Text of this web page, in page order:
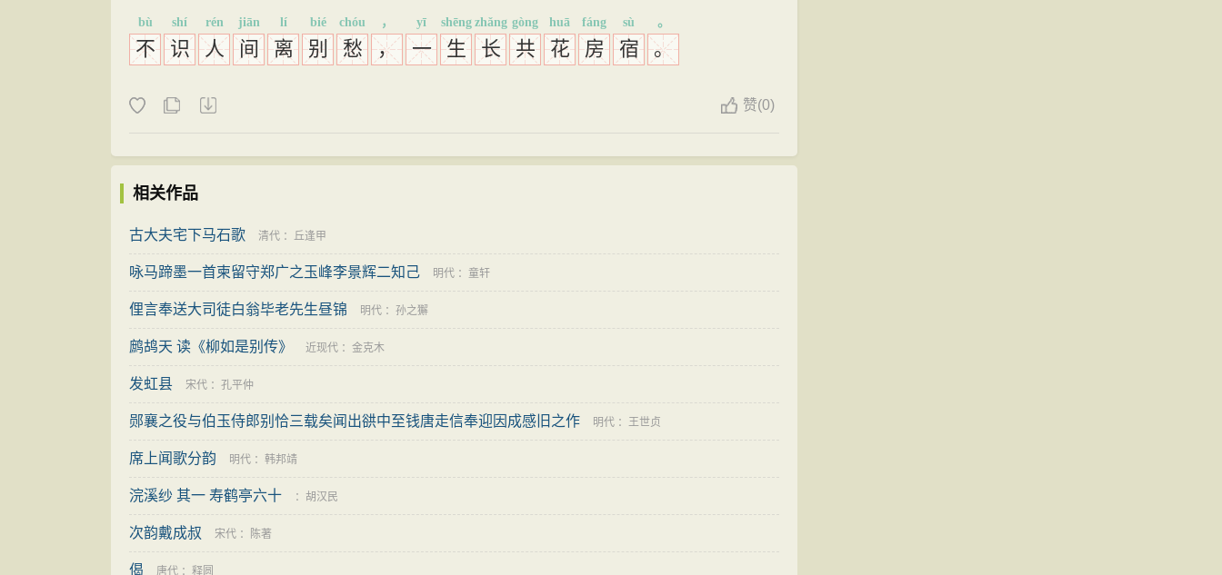
不
bù
识
shí
人
rén
间
jiān
离
lí
别
bié
愁
chóu
，
，
一
yī
生
shēng
长
zhǎng
共
gòng
花
huā
房
fáng
宿
sù
。
。
赞(0)
相关作品
古大夫宅下马石歌 清代 ： 丘逢甲
咏马蹄墨一首柬留守郑广之玉峰李景辉二知己 明代 ： 童轩
俚言奉送大司徒白翁毕老先生昼锦 明代 ： 孙之獬
鹧鸪天 读《柳如是别传》 近现代 ： 金克木
发虹县 宋代 ： 孔平仲
郧襄之役与伯玉侍郎别恰三载矣闻出谼中至钱唐走信奉迎因成感旧之作 明代 ： 王世贞
席上闻歌分韵 明代 ： 韩邦靖
浣溪纱 其一 寿鹤亭六十 ： 胡汉民
次韵戴成叔 宋代 ： 陈著
偈 唐代 ： 释圆